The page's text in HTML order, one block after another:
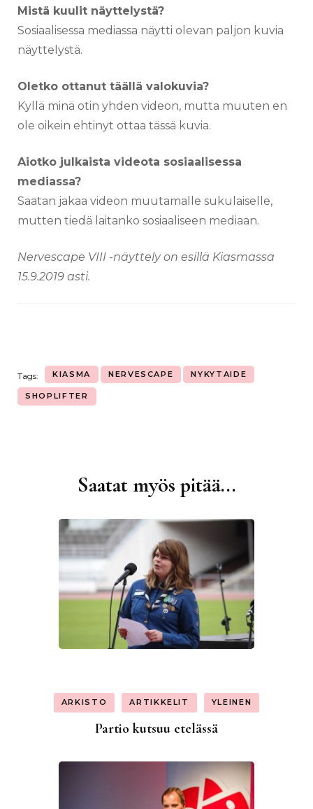
Mistä kuulit näyttelystä?
Sosiaalisessa mediassa näytti olevan paljon kuvia
näyttelystä.
Oletko ottanut täällä valokuvia?
Kyllä minä otin yhden videon, mutta muuten en
ole oikein ehtinyt ottaa tässä kuvia.
Aiotko julkaista videota sosiaalisessa
mediassa?
Saatan jakaa videon muutamalle sukulaiselle,
mutten tiedä laitanko sosiaaliseen mediaan.
Nervescape VIII -näyttely on esillä Kiasmassa
15.9.2019 asti.
Tags: KIASMA NERVESCAPE NYKYTAIDE
SHOPLIFTER
Saatat myös pitää...
ARKISTO ARTIKKELIT YLEINEN
Partio kutsuu etelässä